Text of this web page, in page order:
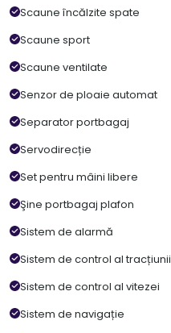
Scaune încălzite spate
Scaune sport
Scaune ventilate
Senzor de ploaie automat
Separator portbagaj
Servodirecție
Set pentru mâini libere
Şine portbagaj plafon
Sistem de alarmă
Sistem de control al tracțiunii
Sistem de control al vitezei
Sistem de navigație